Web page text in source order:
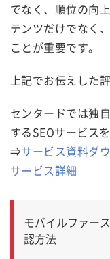
でなく、順位の向
テンツだけでなく
ことが重要です。
上記でお伝えした
センタードでは独
するSEOサービス
⇒サービス資料ダ
サービス詳細
モバイルファー
認方法